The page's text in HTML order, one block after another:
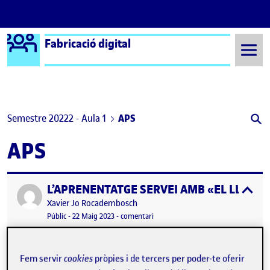
Saltar al contingut
Logo Ágora
Fabricació digital
Semestre 20222 - Aula 1 APS
APS
Publicat perL’APRENENTATGE SERVEI AMB «EL
Publicat per
Xavier Jo Rocadembosch
Visibilitat:
Públic-Data de publicació
22 Maig 2023-comentariel L’APRENENTATGE SERVEI AMB
Fem servircookies pròpies i de tercers per poder-te oferir